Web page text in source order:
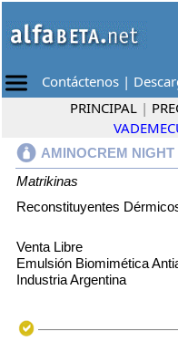
Contáctenos |
PRINCIPAL |
AMINOCREM NIGHT
Matrikinas
Reconstituyentes
Venta Libre
Emulsión Biomimética
Industria Argentina